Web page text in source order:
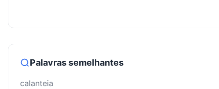
Palavras semelhantes
calanteia